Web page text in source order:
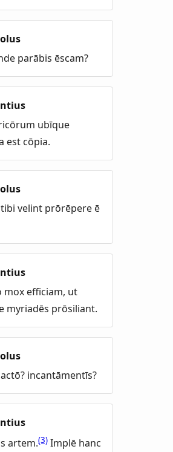
parābis ēscam?
ubīque
est cōpia.
tibi velint prōrēpere ē
mox efficiam, ut
myriadēs prōsiliant.
incantāmentīs?
artem.(3)Implē hanc